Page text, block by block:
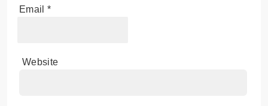
Email *
Website